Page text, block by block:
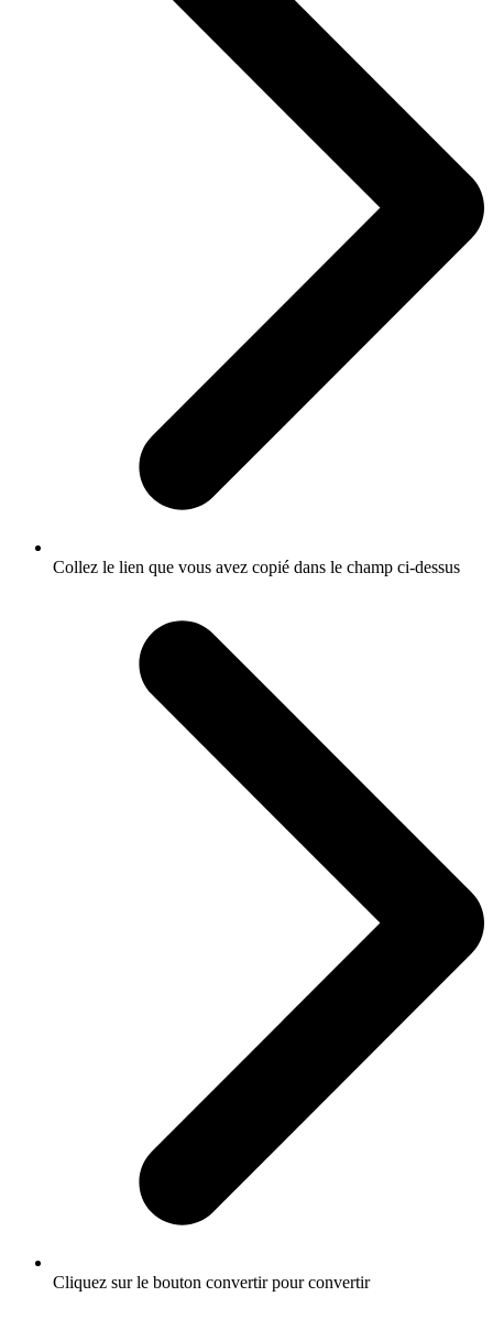
Collez le lien que vous avez copié dans le champ ci-dessus
Cliquez sur le bouton convertir pour convertir